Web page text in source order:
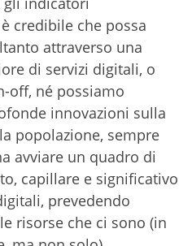
credibile che possa
attraverso una
di servizi digitali, o
off, né possiamo
innovazioni sulla
popolazione, sempre
avviare un quadro di
capillare e significativo
prevedendo
risorse che ci sono (in